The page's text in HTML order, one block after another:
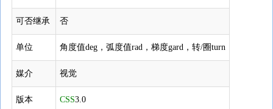
可否继承 否
单位 角度值deg，弧度值rad，梯度gard，转/圈turn
媒介 视觉
版本 CSS3.0